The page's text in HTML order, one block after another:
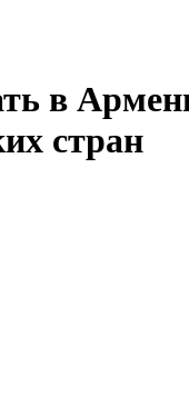
Армении замедляется в
в
стран